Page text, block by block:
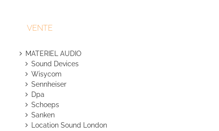
VENTE
MATERIEL AUDIO
Sound Devices
Wisycom
Sennheiser
Dpa
Schoeps
Sanken
Location Sound London